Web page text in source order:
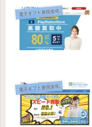
電子ギフト券現金化
電子ギフト券現金化